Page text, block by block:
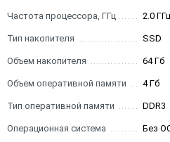
Частота процессора, ГГц 2.0 ГГц
Тип накопителя SSD
Объем накопителя 64 Гб
Объем оперативной памяти 4 Гб
Тип оперативной памяти DDR3
Операционная система Без